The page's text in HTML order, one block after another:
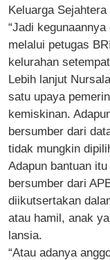
Keluarga Sejahtera
“Jadi
melalui petugas
kelurahan
Lebih lanjut
satu upaya
kemiskinan.
bersumber dari
tidak mungkin
Adapun bantuan
bersumber dari
diikutsertakan
atau hamil, anak
lansia.
“Atau adanya